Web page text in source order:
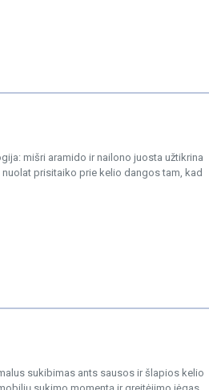
mišri aramido ir nailono juosta užtikrina
prisitaiko prie kelio dangos tam, kad
sukibimas ants sausos ir šlapios kelio